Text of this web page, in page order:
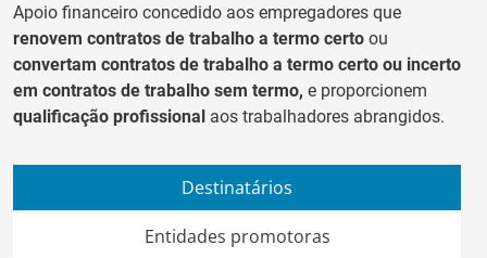
Apoio financeiro concedido aos empregadores que
renovem contratos de trabalho a termo certo ou
convertam contratos de trabalho a termo certo ou incerto
em contratos de trabalho sem termo, e proporcionem
qualificação profissional aos trabalhadores abrangidos.
Destinatários
Entidades promotoras